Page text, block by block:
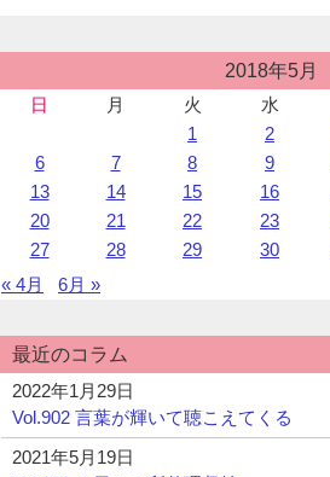
稿
2018年5月
日
月 火 水
1
2
6
7 8 9
13
14 15 16
20
21 22 23
27
28 29 30
« 4月
6月 »
最近のコラム
2022年1月29日
Vol.902 言葉が輝いて聴こえてくる
2021年5月19日